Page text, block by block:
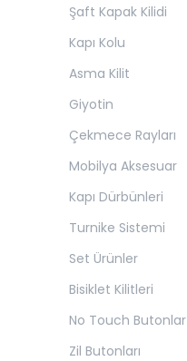
Şaft Kapak Kilidi
Kapı Kolu
Asma Kilit
Giyotin
Çekmece Rayları
Mobilya Aksesuar
Kapı Dürbünleri
Turnike Sistemi
Set Ürünler
Bisiklet Kilitleri
No Touch Butonlar
Zil Butonları